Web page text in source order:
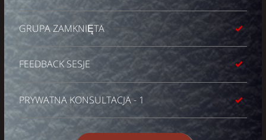
GRUPA ZAMKNIĘTA
FEEDBACK SESJE
PRYWATNA KONSULTACJA - 1